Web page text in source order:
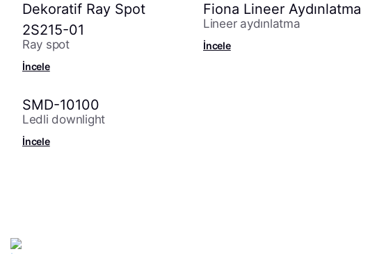
Dekoratif Ray Spot
2S215-01
Ray spot
İncele
Fiona Lineer Aydınlatma
Lineer aydınlatma
İncele
SMD-10100
Ledli downlight
İncele